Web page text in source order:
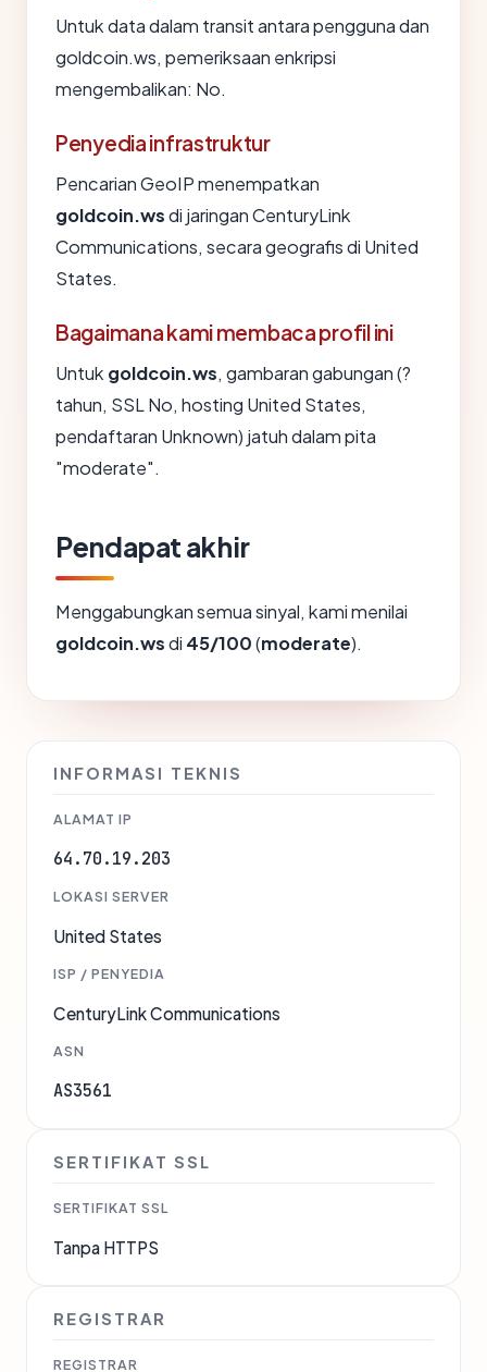
Untuk data dalam transit antara pengguna dan
goldcoin.ws, pemeriksaan enkripsi
mengembalikan: No.
Penyedia infrastruktur
Pencarian GeoIP menempatkan
goldcoin.wsdi jaringan CenturyLink
Communications, secara geografis di United
States.
Bagaimana kami membaca profil ini
Untuk goldcoin.ws, gambaran gabungan (?
tahun, SSL No, hosting United States,
pendaftaran Unknown) jatuh dalam pita
"moderate".
Pendapat akhir
Menggabungkan semua sinyal, kami menilai
goldcoin.wsdi 45/100(moderate).
INFORMASI TEKNIS
ALAMAT IP
64.70.19.203
LOKASI SERVER
United States
ISP / PENYEDIA
CenturyLink Communications
ASN
AS3561
SERTIFIKAT SSL
SERTIFIKAT SSL
Tanpa HTTPS
REGISTRAR
REGISTRAR